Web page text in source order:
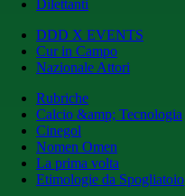
Dilettanti
DDD X EVENTS
Cur in Campo
Nazionale Attori
Rubriche
Calcio &amp; Tecnologia
Cinegol
Nomen Omen
La prima volta
Etimologie da Spogliatoio